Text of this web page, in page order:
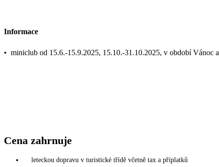
Informace
• miniclub od 15.6.-15.9.2025, 15.10.-31.10.2025, v období Vánoc
Cena zahrnuje
leteckou dopravu v turistické třídě včetně tax a příplatků